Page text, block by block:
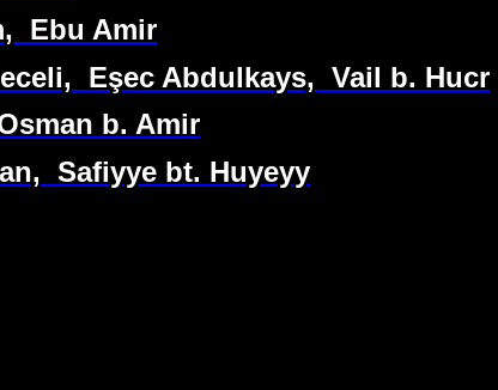
Ebu Amir
Eşec Abdulkays, Vail b. Hucr
b. Amir
Safiyye bt. Huyeyy